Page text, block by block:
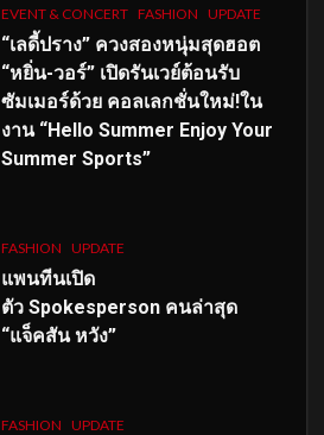
EVENT & CONCERT FASHION UPDATE
“เลดี้ปราง” ควงสองหนุ่มสุดฮอต
“หยิ่น-วอร์” เปิดรันเวย์ต้อนรับ
ซัมเมอร์ด้วย คอลเลกชั่นใหม่!ใน
งาน “Hello Summer Enjoy Your
Summer Sports”
FASHION UPDATE
แพนทีนเปิด
ตัว Spokesperson คนล่าสุด
“แจ็คสัน หวัง”
FASHION UPDATE